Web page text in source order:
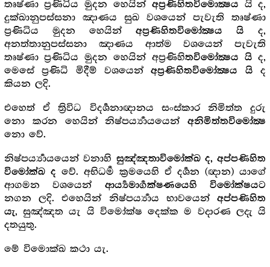
තෘෂ්ණා ප්‍ර‍ණිධිය මුදන හෙයින් අප්‍ර‍ණිහිතවිමොක්‍ෂය යි ද,
දුක්ඛානුපස්සනා ඤාණය සුඛ වශයෙන් පැවැති තෘෂ්ණා
ප්‍ර‍ණිධිය මුදන හෙයින්අප්‍ර‍ණිහිතවිමෝක්‍ෂය යි ද,
අනත්තානුපස්සනා ඤාණය ආත්ම වශයෙන් පැවැති
තෘෂ්ණා ප්‍ර‍ණිධිය මුදන හෙයින් අප්‍ර‍ණිහිතවිමෝක්‍ෂය යි ද,
මෙසේ ප්‍ර‍ණිධි මිදීම් වශයෙන්අප්‍ර‍ණිහිතවිමෝක්‍ෂය යි ද
කියන ලදි.
එහෙත් ඒ ත්‍රිවිධ විදර්‍ශනාඥානය සංස්කාර නිමිත්ත දුරු
නො කරන හෙයින් නිෂ්පර්‍ය්‍යායයෙන්අනිමිත්තවිමෝක්‍ෂ
නො වේ.
නිෂ්පර්‍ය්‍යායයෙන් වනාහි සුඤ්ඤතාවිමෝක්ඛ ද, අප්පණිහිත
විමෝක්ඛ ද වේ. අභිධර්‍ම ක්‍ර‍මයෙහි ඒ දර්‍ශන (ඥාන) යාගේ
ආගමන වශයෙන් ආර්‍ය්‍යමාර්‍ගක්ෂණයෙහි විමෝක්ෂයට
නගන ලදි. එහෙයින් නිෂ්පර්‍ය්‍යාය භාවයෙන්අප්පණිහිත
යැ, සුඤ්ඤත යැ යි විමෝක්ෂ දෙක්ක ම වදාරණ ලදැ යි
දතයුතු.
මේ විමොක්ඛ කථා යැ.